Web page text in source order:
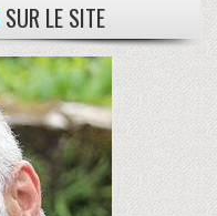
SUR LE SITE